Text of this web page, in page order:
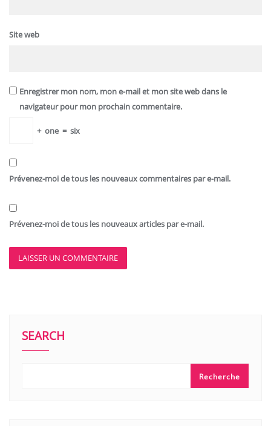
Site web
Enregistrer mon nom, mon e-mail et mon site web dans le
navigateur pour mon prochain commentaire.
+ one = six
Prévenez-moi de tous les nouveaux commentaires par e-mail.
Prévenez-moi de tous les nouveaux articles par e-mail.
SEARCH
Recherche